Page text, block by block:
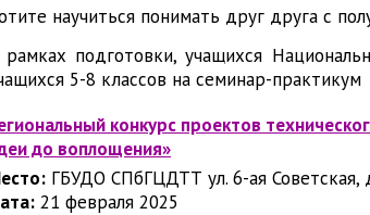
научиться понимать друг друга с
подготовки, учащихся
5-8 классов на семинар-практикум
конкурс проектов
до воплощения»
ГБУДО СПбГЦДТТ ул. 6-ая Советская,
21 февраля 2025